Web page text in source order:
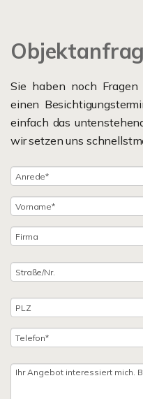
Sie haben noch
einen
einfach das
wir setzen uns